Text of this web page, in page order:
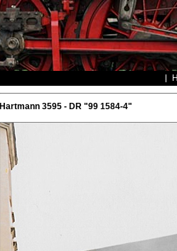
Hartmann 3595 - DR "99 1584-4"